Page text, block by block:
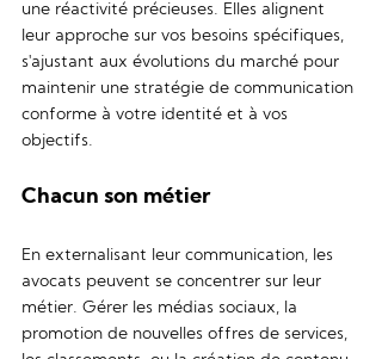
une réactivité précieuses. Elles alignent
leur approche sur vos besoins spécifiques,
s'ajustant aux évolutions du marché pour
maintenir une stratégie de communication
conforme à votre identité et à vos
objectifs.
Chacun son métier
En externalisant leur communication, les
avocats peuvent se concentrer sur leur
métier. Gérer les médias sociaux, la
promotion de nouvelles offres de services,